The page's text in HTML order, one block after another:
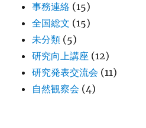
事務連絡 (15)
全国総文 (15)
未分類 (5)
研究向上講座 (12)
研究発表交流会 (11)
自然観察会 (4)